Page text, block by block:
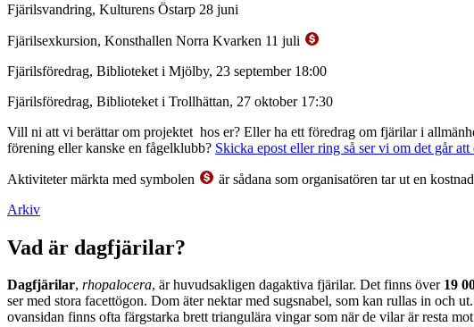
Fjärilsvandring, Kulturens Östarp 28 juni
Fjärilsexkursion, Konsthallen Norra Kvarken 11 juli
Fjärilsföredrag, Biblioteket i Mjölby, 23 september 18:00
Fjärilsföredrag, Biblioteket i Trollhättan, 27 oktober 17:30
Vill ni att vi berättar om projektet hos er? Eller ha ett föredrag om fjärilar i
förening eller kanske en fågelklubb? Skicka epost eller ring så ser vi om det går att
Aktiviteter märkta med symbolen
är sådana som organisatören tar ut en
Arkiv
Vad är dagfjärilar?
Dagfjärilar, rhopalocera, är huvudsakligen dagaktiva fjärilar. Det finns över 19
ser med stora facettögon. Dom äter nektar med sugsnabel, som kan rullas in och
ovansidan finns ofta färgstarka brett triangulära vingar som när de vilar är resta